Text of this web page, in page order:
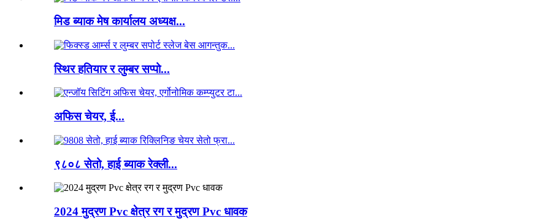
मिड ब्याक मेष कार्यालय अध्यक्ष...
स्थिर हतियार र लुम्बर सप्पो...
अफिस चेयर, ई...
९८०८ सेतो, हाई ब्याक रेक्ली...
2024 मुद्रण Pvc क्षेत्र रग र मुद्रण Pvc धावक